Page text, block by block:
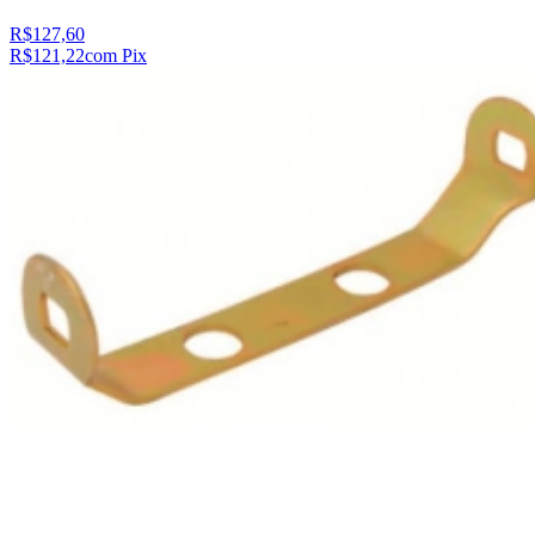
R$127,60
R$121,22com Pix